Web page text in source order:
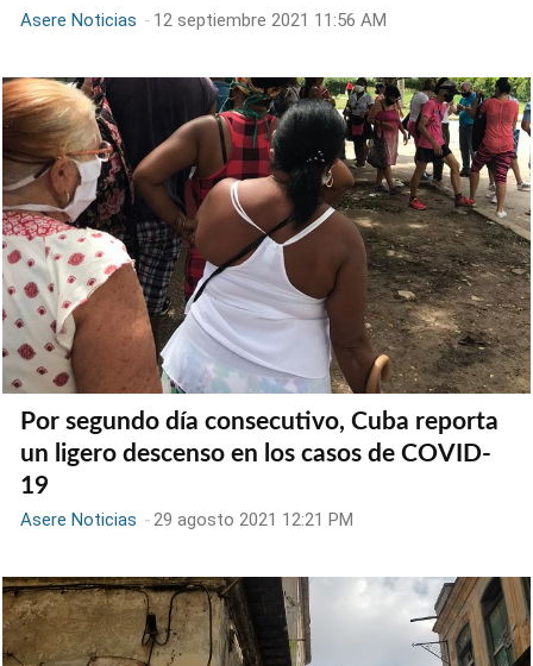
Asere Noticias - 12 septiembre 2021 11:56 AM
Por segundo día consecutivo, Cuba reporta
un ligero descenso en los casos de COVID-
19
Asere Noticias -29 agosto 2021 12:21 PM